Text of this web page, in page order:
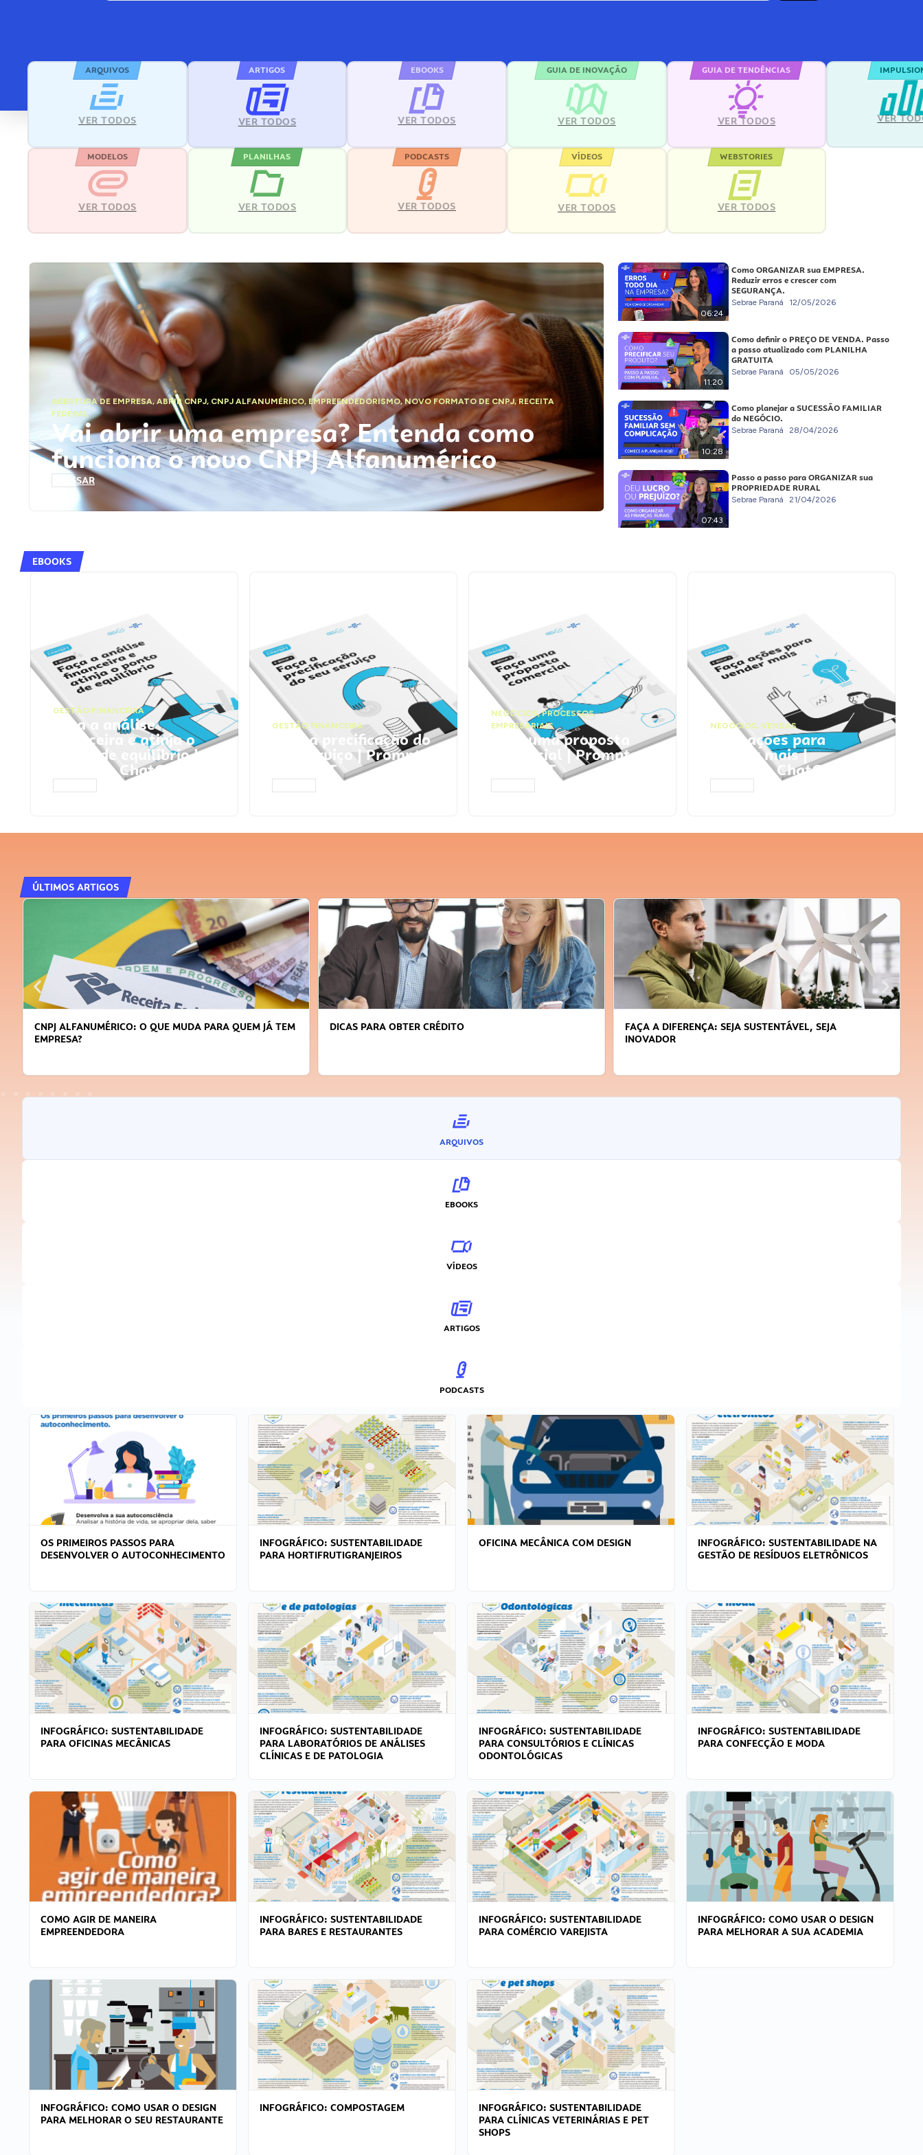
ARQUIVOS
VER TODOS
ARTIGOS
VER TODOS
EBOOKS
VER TODOS
GUIA DE INOVAÇÃO
VER TODOS
GUIA DE TENDÊNCIAS
VER TODOS VER
MODELOS
VER TODOS
PLANILHAS
VER TODOS
PODCASTS
VER TODOS
VÍDEOS
VER TODOS
WEBSTORIES
VER TODOS
ABERTURA DE EMPRESA,ABRIR CNPJ, CNPJ ALFANUMÉRICO, EMPREENDEDORISMO,NOVO FORMATO DE CNPJ,RECEITA
FEDERAL
Vai abrir uma empresa? Entenda como
funciona o novo CNPJ Alfanumérico
ACESSAR
06:24
Como ORGANIZAR sua EMPRESA.
Reduzir erros e crescer com
SEGURANÇA.
Sebrae Paraná 12/05/2026
11:20
Como definir o PREÇO DE VENDA. Passo
a passo atualizado com PLANILHA
GRATUITA
Sebrae Paraná 05/05/2026
10:28
Como planejar a SUCESSÃO FAMILIAR
do NEGÓCIO.
Sebrae Paraná 28/04/2026
07:43
Passo a passo para ORGANIZAR sua
PROPRIEDADE RURAL
Sebrae Paraná 21/04/2026
EBOOKS
GESTÃO FINANCEIRA
Faça a análise
financeira e atinja o
ponto de equilíbrio |
Prompts ChatGPT
GESTÃO FINANCEIRA
Faça a precificação do
seu serviço | Prompts
ChatGPT
NEGÓCIOS,PROCESSOS
EMPRESARIAIS
Faça uma proposta
comercial | Prompts
ChatGPT
NEGÓCIOS, VENDAS
Faça ações para
vender mais |
Prompts ChatGPT
ÚLTIMOS ARTIGOS
JÁ TEM DICAS PARA OBTER CRÉDITO
FAÇA A DIFERENÇA: SEJA SUSTENTÁVEL, SEJA
APRENDA A GERENCIAR O SEU TEMPO
ARQUIVOS
EBOOKS
VÍDEOS
ARTIGOS
PODCASTS
OS PRIMEIROS PASSOS PARA
DESENVOLVER O AUTOCONHECIMENTO
INFOGRÁFICO: SUSTENTABILIDADE
PARA HORTIFRUTIGRANJEIROS
OFICINA MECÂNICA COM DESIGN
INFOGRÁFICO: SUSTENTABILIDADE NA
GESTÃO DE RESÍDUOS ELETRÔNICOS
INFOGRÁFICO: SUSTENTABILIDADE
PARA OFICINAS MECÂNICAS
INFOGRÁFICO: SUSTENTABILIDADE
PARA LABORATÓRIOS DE ANÁLISES
CLÍNICAS E DE PATOLOGIA
INFOGRÁFICO: SUSTENTABILIDADE
PARA CONSULTÓRIOS E CLÍNICAS
ODONTOLÓGICAS
INFOGRÁFICO: SUSTENTABILIDADE
PARA CONFECÇÃO E MODA
COMO AGIR DE MANEIRA
EMPREENDEDORA
INFOGRÁFICO: SUSTENTABILIDADE
PARA BARES E RESTAURANTES
INFOGRÁFICO: SUSTENTABILIDADE
PARA COMÉRCIO VAREJISTA
INFOGRÁFICO: COMO USAR O DESIGN
PARA MELHORAR A SUA ACADEMIA
INFOGRÁFICO: COMO USAR O DESIGN
PARA MELHORAR O SEU RESTAURANTE
INFOGRÁFICO: COMPOSTAGEM
INFOGRÁFICO: SUSTENTABILIDADE
PARA CLÍNICAS VETERINÁRIAS E PET
SHOPS